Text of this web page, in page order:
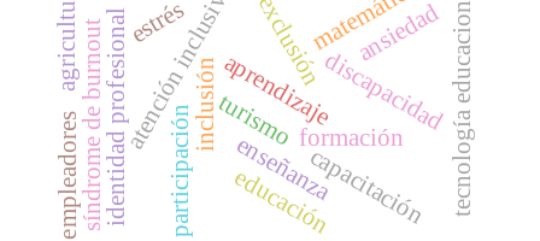
formación
atención inclusiva
identidad profesional enseñanza
aprendizaje
inclusión
exclusión
discapacidad
capacitación tecnología educacional
estrés ansiedad
síndrome de burnout
agricultura
turismo
educación
participación
empleadores